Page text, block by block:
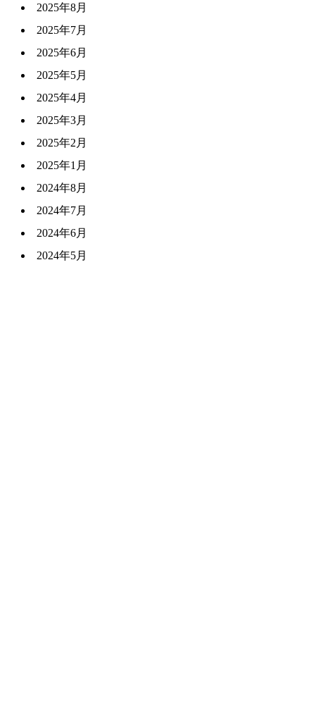
2025年8月
2025年7月
2025年6月
2025年5月
2025年4月
2025年3月
2025年2月
2025年1月
2024年8月
2024年7月
2024年6月
2024年5月